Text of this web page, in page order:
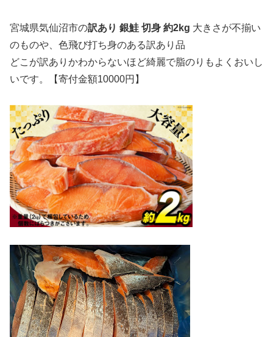
宮城県気仙沼市の訳あり 銀鮭 切身 約2kg 大きさが不揃い
のものや、色飛び打ち身のある訳あり品
どこが訳ありかわからないほど綺麗で脂のりもよくおいし
いです。【寄付金額10000円】